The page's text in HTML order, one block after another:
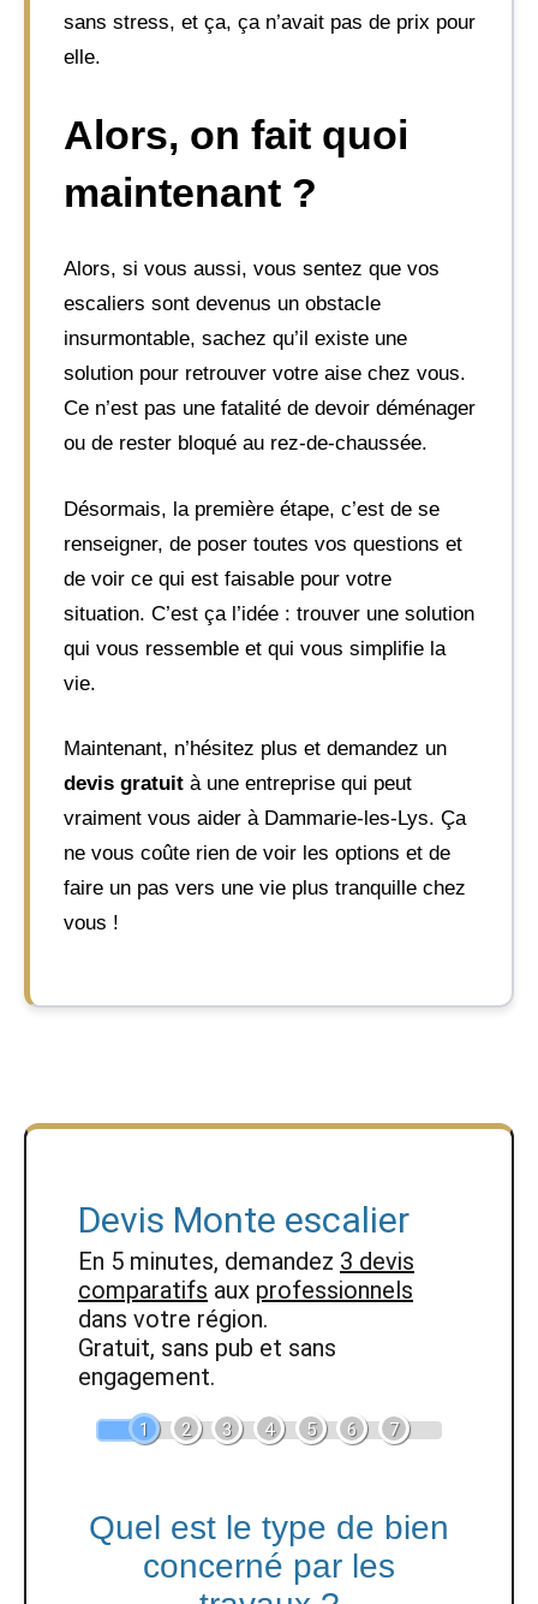
sans stress, et ça, ça n’avait pas de prix pour
elle.
Alors, on fait quoi
maintenant ?
Alors, si vous aussi, vous sentez que vos
escaliers sont devenus un obstacle
insurmontable, sachez qu’il existe une
solution pour retrouver votre aise chez vous.
Ce n’est pas une fatalité de devoir déménager
ou de rester bloqué au rez-de-chaussée.
Désormais, la première étape, c’est de se
renseigner, de poser toutes vos questions et
de voir ce qui est faisable pour votre
situation. C’est ça l’idée : trouver une solution
qui vous ressemble et qui vous simplifie la
vie.
Maintenant, n’hésitez plus et demandez un
devis gratuit à une entreprise qui peut
vraiment vous aider à Dammarie-les-Lys. Ça
ne vous coûte rien de voir les options et de
faire un pas vers une vie plus tranquille chez
vous !
Devis Monte escalier
En 5 minutes, demandez 3 devis
comparatifs aux professionnels
dans votre région.
Gratuit, sans pub et sans
engagement.
1 2 3 4 5 6 7
Quel est le type de bien
concerné par les